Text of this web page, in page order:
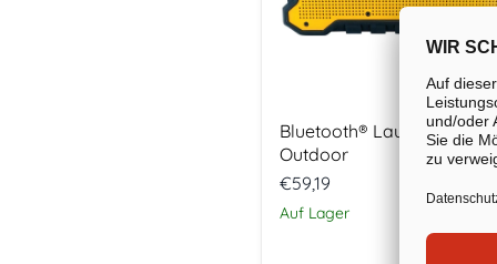
Bluetooth® Lautsprecher
Outdoor
€59,19
Auf Lager